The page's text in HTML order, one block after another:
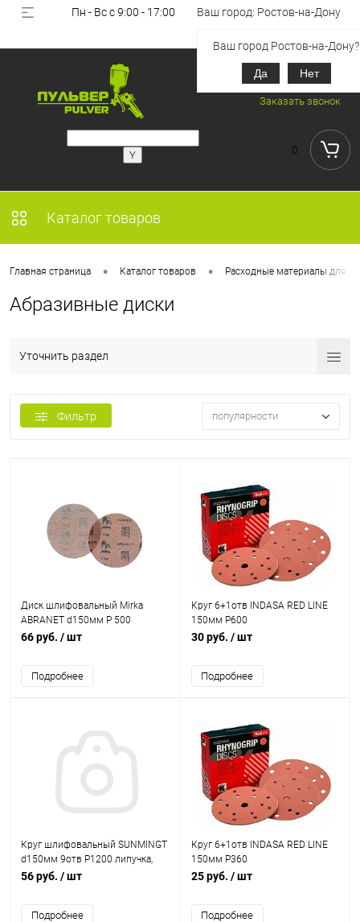
Пн - Вс с 9:00 - 17:00 Ваш город: Ростов-на-Дону
Ваш город Ростов-на-Дону?
Да Нет
+7 (918) 851-53-00
Заказать звонок
0
Каталог товаров
Главная страница • Каталог товаров • Расходные материалы для
Абразивные диски
Уточнить раздел
Фильтр популярности
Диск шлифовальный Mirka
ABRANET d150мм P 500
66 руб. / шт
Подробнее
Круг 6+1отв INDASA RED LINE
150мм Р600
30 руб. / шт
Подробнее
Круг шлифовальный SUNMINGT
d150мм 9отв Р1200 липучка,
зелёный (корея)
56 руб. / шт
Подробнее
Круг 6+1отв INDASA RED LINE
150мм Р360
25 руб. / шт
Подробнее